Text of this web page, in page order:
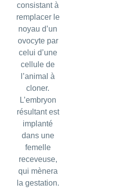
consistant à
remplacer le
noyau d’un
ovocyte par
celui d’une
cellule de
l’animal à
cloner.
L’embryon
résultant est
implanté
dans une
femelle
receveuse,
qui mènera
la gestation.